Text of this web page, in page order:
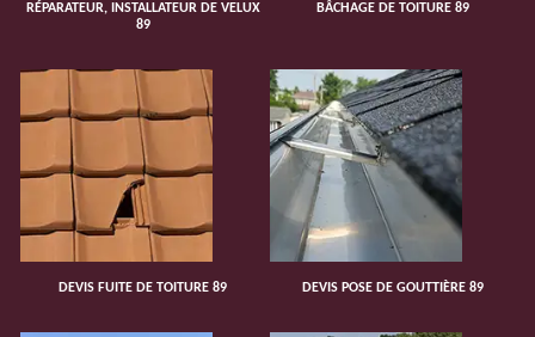
RÉPARATEUR, INSTALLATEUR DE VELUX
89
BÂCHAGE DE TOITURE 89
DEVIS FUITE DE TOITURE 89 DEVIS POSE DE GOUTTIÈRE 89